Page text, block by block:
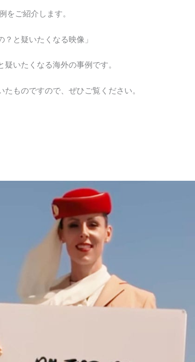
をご紹介します。
？と疑いたくなる映像」
疑いたくなる海外の事例です。
ものですので、ぜひご覧ください。